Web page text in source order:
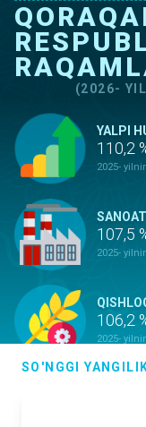
(2026- YIL
YALPI
110,2
2025-
SANOAT
107,5
2025-
106,2
2025-
SO'NGGI